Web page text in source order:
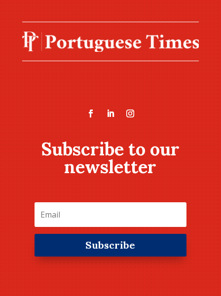
Subscribe to our
newsletter
Subscribe